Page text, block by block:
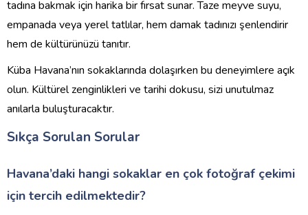
tadına bakmak için harika bir fırsat sunar. Taze meyve suyu,
empanada veya yerel tatlılar, hem damak tadınızı şenlendirir
hem de kültürünüzü tanıtır.
Küba Havana’nın sokaklarında dolaşırken bu deneyimlere açık
olun. Kültürel zenginlikleri ve tarihi dokusu, sizi unutulmaz
anılarla buluşturacaktır.
Sıkça Sorulan Sorular
Havana’daki hangi sokaklar en çok fotoğraf çekimi
için tercih edilmektedir?